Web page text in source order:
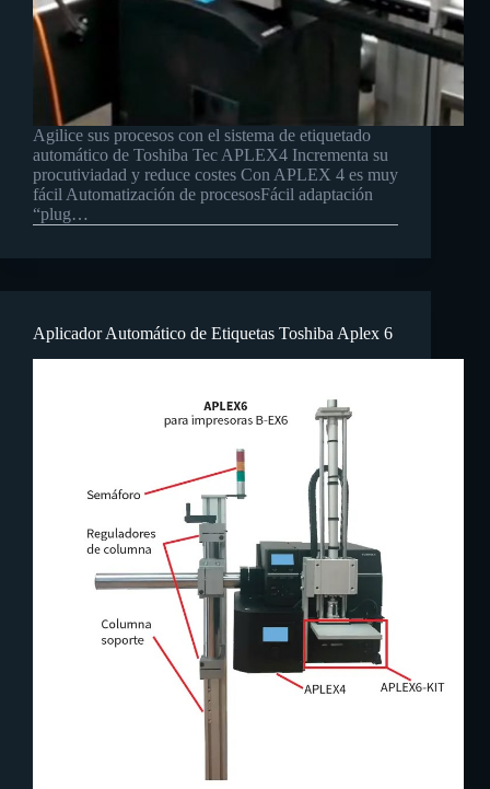
Agilice sus procesos con el sistema de etiquetado
automático de Toshiba Tec APLEX4 Incrementa su
procutiviadad y reduce costes Con APLEX 4 es muy
fácil Automatización de procesosFácil adaptación
“plug…
Aplicador Automático de Etiquetas Toshiba Aplex 6